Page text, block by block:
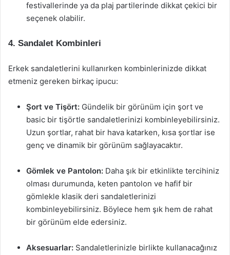
festivallerinde ya da plaj partilerinde dikkat çekici bir
seçenek olabilir.
4. Sandalet Kombinleri
Erkek sandaletlerini kullanırken kombinlerinizde dikkat
etmeniz gereken birkaç ipucu:
Şort ve Tişört: Gündelik bir görünüm için şort ve
basic bir tişörtle sandaletlerinizi kombinleyebilirsiniz.
Uzun şortlar, rahat bir hava katarken, kısa şortlar ise
genç ve dinamik bir görünüm sağlayacaktır.
Gömlek ve Pantolon: Daha şık bir etkinlikte tercihiniz
olması durumunda, keten pantolon ve hafif bir
gömlekle klasik deri sandaletlerinizi
kombinleyebilirsiniz. Böylece hem şık hem de rahat
bir görünüm elde edersiniz.
Aksesuarlar: Sandaletlerinizle birlikte kullanacağınız